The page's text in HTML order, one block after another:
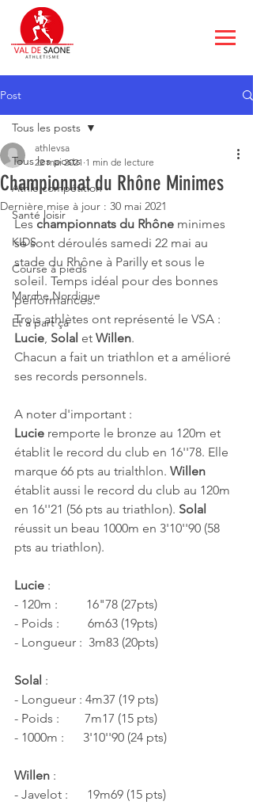
Post
Tous les posts
Athle compétition
Santé loisir
KIDS
Course à pieds
Marche Nordique
Et à part ça
Tous les posts
Championnat du Rhône Minimes
athlevsa
22 mai 2021 1 min de lecture
Dernière mise à jour : 30 mai 2021
Les championnats du Rhône minimes
se sont déroulés samedi 22 mai au
stade du Rhône à Parilly et sous le
soleil. Temps idéal pour des bonnes
performances.
Trois athlètes ont représenté le VSA :
Lucie, Solal et Willen.
Chacun a fait un triathlon et a amélioré
ses records personnels.
A noter d'important :
Lucie remporte le bronze au 120m et
établit le record du club en 16''78. Elle
marque 66 pts au trialthlon. Willen
établit aussi le record du club au 120m
en 16''21 (56 pts au triathlon). Solal
réussit un beau 1000m en 3'10''90 (58
pts au triathlon).
Lucie :
- 120m :         16"78 (27pts)
- Poids :         6m63 (19pts)
- Longueur :  3m83 (20pts)
Solal :
- Longueur : 4m37 (19 pts)
- Poids :        7m17 (15 pts)
- 1000m :      3'10''90 (24 pts)
Willen :
- Javelot :      19m69 (15 pts)